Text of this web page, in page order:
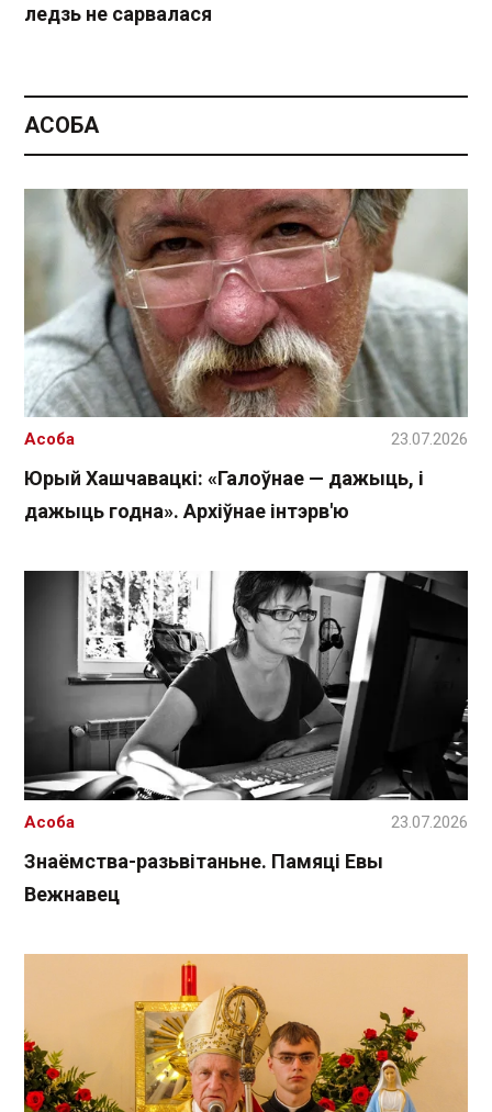
ледзь не сарвалася
АСОБА
Юрый Хашчавацкі: «Галоўнае — дажыць, і
дажыць годна». Архіўнае інтэрв'ю
Асоба 23.07.2026
Знаёмства-разьвітаньне. Памяці Евы
Вежнавец
Асоба 23.07.2026